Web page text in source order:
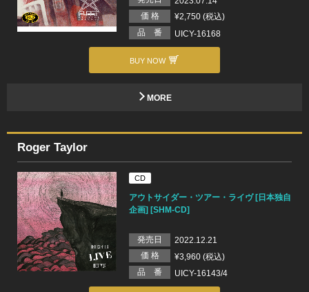
価 格
¥2,750 (税込)
品 番
UICY-16168
BUY NOW
MORE
Roger Taylor
CD
アウトサイダー・ツアー・ライヴ [日本独自
企画] [SHM-CD]
発売日
2022.12.21
価 格
¥3,960 (税込)
品 番
UICY-16143/4